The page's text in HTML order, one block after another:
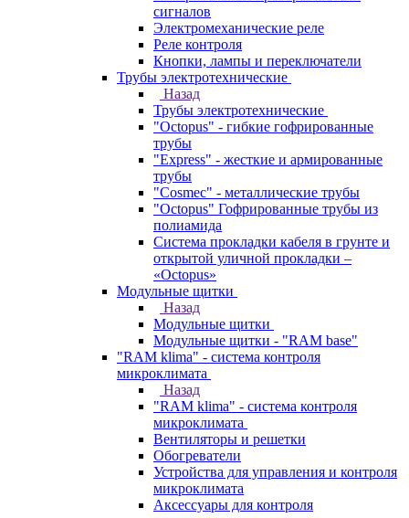
сигналов
Электромеханические реле
Реле контроля
Кнопки, лампы и переключатели
Трубы электротехнические
Назад
Трубы электротехнические
"Octopus" - гибкие гофрированные
трубы
"Express" - жесткие и армированные
трубы
"Cosmec" - металлические трубы
"Octopus" Гофрированные трубы из
полиамида
Система прокладки кабеля в грунте и
открытой уличной прокладки –
«Octopus»
Модульные щитки
Назад
Модульные щитки
Модульные щитки - "RAM base"
"RAM klima" - система контроля
микроклимата
Назад
"RAM klima" - система контроля
микроклимата
Вентиляторы и решетки
Обогреватели
Устройства для управления и контроля
микроклимата
Аксессуары для контроля